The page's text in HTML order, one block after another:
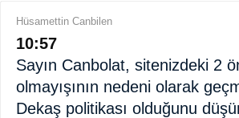
Hüsamettin Canbilen
10:57
Sayın Canbolat, sitenizdeki 2
olmayışının nedeni olarak
Dekaş politikası olduğunu